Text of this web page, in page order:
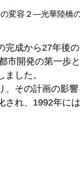
変容２―光華陸橋
完成から27年後
市開発の第一歩
ました。
、その計画の影
され、1992年に